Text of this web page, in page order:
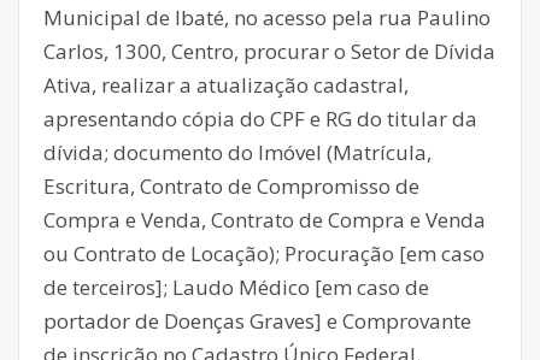
Municipal de Ibaté, no acesso pela rua Paulino
Carlos, 1300, Centro, procurar o Setor de Dívida
Ativa, realizar a atualização cadastral,
apresentando cópia do CPF e RG do titular da
dívida; documento do Imóvel (Matrícula,
Escritura, Contrato de Compromisso de
Compra e Venda, Contrato de Compra e Venda
ou Contrato de Locação); Procuração [em caso
de terceiros]; Laudo Médico [em caso de
portador de Doenças Graves] e Comprovante